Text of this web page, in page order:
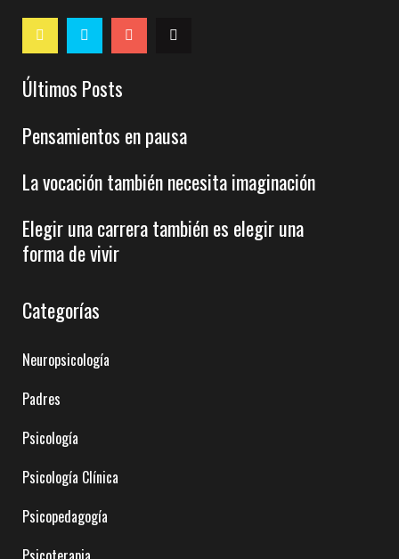
Últimos Posts
Pensamientos en pausa
La vocación también necesita imaginación
Elegir una carrera también es elegir una
forma de vivir
Categorías
Neuropsicología
Padres
Psicología
Psicología Clínica
Psicopedagogía